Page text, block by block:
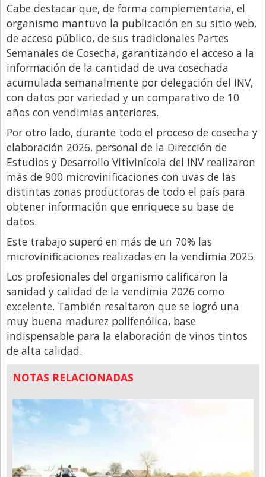
Cabe destacar que, de forma complementaria, el
organismo mantuvo la publicación en su sitio web,
de acceso público, de sus tradicionales Partes
Semanales de Cosecha, garantizando el acceso a la
información de la cantidad de uva cosechada
acumulada semanalmente por delegación del INV,
con datos por variedad y un comparativo de 10
años con vendimias anteriores.
Por otro lado, durante todo el proceso de cosecha y
elaboración 2026, personal de la Dirección de
Estudios y Desarrollo Vitivinícola del INV realizaron
más de 900 microvinificaciones con uvas de las
distintas zonas productoras de todo el país para
obtener información que enriquece su base de
datos.
Este trabajo superó en más de un 70% las
microvinificaciones realizadas en la vendimia 2025.
Los profesionales del organismo calificaron la
sanidad y calidad de la vendimia 2026 como
excelente. También resaltaron que se logró una
muy buena madurez polifenólica, base
indispensable para la elaboración de vinos tintos
de alta calidad.
NOTAS RELACIONADAS